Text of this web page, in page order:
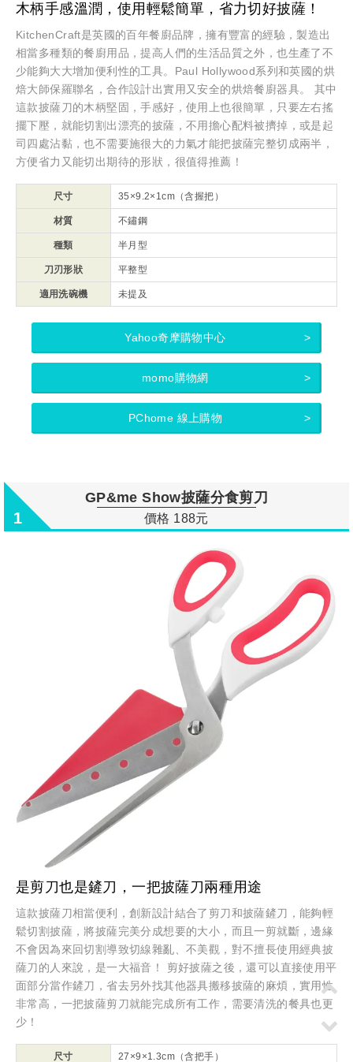
木柄手感溫潤，使用輕鬆簡單，省力切好披薩！
KitchenCraft是英國的百年餐廚品牌，擁有豐富的經驗，製造出
相當多種類的餐廚用品，提高人們的生活品質之外，也生產了不
少能夠大大增加便利性的工具。Paul Hollywood系列和英國的烘
焙大師保羅聯名，合作設計出實用又安全的烘焙餐廚器具。 其中
這款披薩刀的木柄堅固，手感好，使用上也很簡單，只要左右搖
擺下壓，就能切割出漂亮的披薩，不用擔心配料被擠掉，或是起
司四處沾黏，也不需要施很大的力氣才能把披薩完整切成兩半，
方便省力又能切出期待的形狀，很值得推薦！
尺寸 35×9.2×1cm（含握把）
材質 不鏽鋼
種類 半月型
刀刃形狀 平整型
適用洗碗機 未提及
Yahoo奇摩購物中心
momo購物網
PChome 線上購物
1
GP&me Show披薩分食剪刀
價格 188元
是剪刀也是鏟刀，一把披薩刀兩種用途
這款披薩刀相當便利，創新設計結合了剪刀和披薩鏟刀，能夠輕
鬆切割披薩，將披薩完美分成想要的大小，而且一剪就斷，邊緣
不會因為來回切割導致切線雜亂、不美觀，對不擅長使用經典披
薩刀的人來說，是一大福音！ 剪好披薩之後，還可以直接使用平
面部分當作鏟刀，省去另外找其他器具搬移披薩的麻煩，實用性
非常高，一把披薩剪刀就能完成所有工作，需要清洗的餐具也更
少！
尺寸 27×9×1.3cm（含把手）